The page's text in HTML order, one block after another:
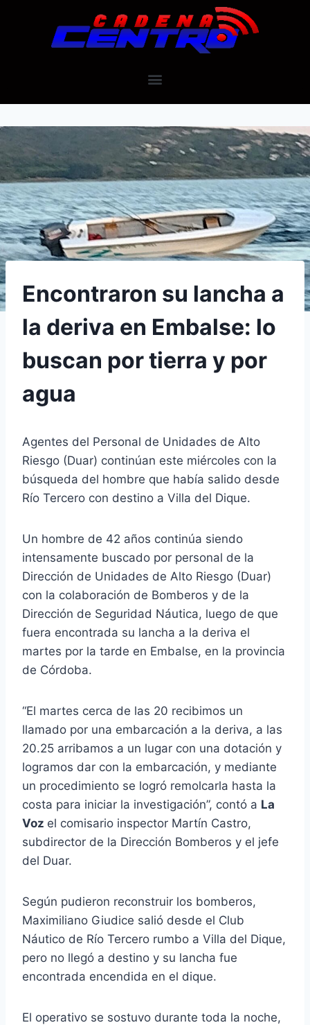
Encontraron su lancha a
la deriva en Embalse: lo
buscan por tierra y por
agua
Agentes del Personal de Unidades de Alto
Riesgo (Duar) continúan este miércoles con la
búsqueda del hombre que había salido desde
Río Tercero con destino a Villa del Dique.
Un hombre de 42 años continúa siendo
intensamente buscado por personal de la
Dirección de Unidades de Alto Riesgo (Duar)
con la colaboración de Bomberos y de la
Dirección de Seguridad Náutica, luego de que
fuera encontrada su lancha a la deriva el
martes por la tarde en Embalse, en la provincia
de Córdoba.
“El martes cerca de las 20 recibimos un
llamado por una embarcación a la deriva, a las
20.25 arribamos a un lugar con una dotación y
logramos dar con la embarcación, y mediante
un procedimiento se logró remolcarla hasta la
costa para iniciar la investigación”, contó a La
Voz el comisario inspector Martín Castro,
subdirector de la Dirección Bomberos y el jefe
del Duar.
Según pudieron reconstruir los bomberos,
Maximiliano Giudice salió desde el Club
Náutico de Río Tercero rumbo a Villa del Dique,
pero no llegó a destino y su lancha fue
encontrada encendida en el dique.
El operativo se sostuvo durante toda la noche,